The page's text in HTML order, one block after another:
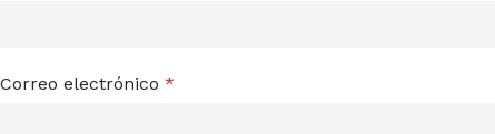
Correo electrónico *